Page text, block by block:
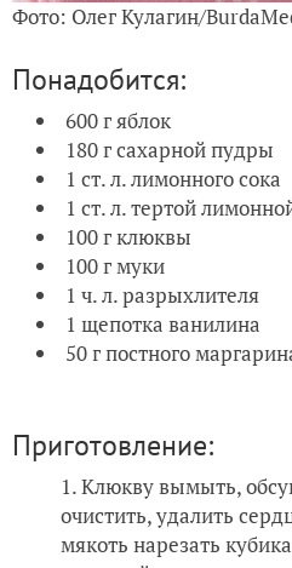
Фото: Олег Кулагин/
Понадобится:
600 г яблок
180 г сахарной пудры
1 ст. л. лимонного сока
1 ст. л. тертой
100 г клюквы
100 г муки
1 ч. л. разрыхлителя
1 щепотка ванилина
50 г постного
Приготовление:
Клюкву вымыть,
очистить, удалить
мякоть нарезать